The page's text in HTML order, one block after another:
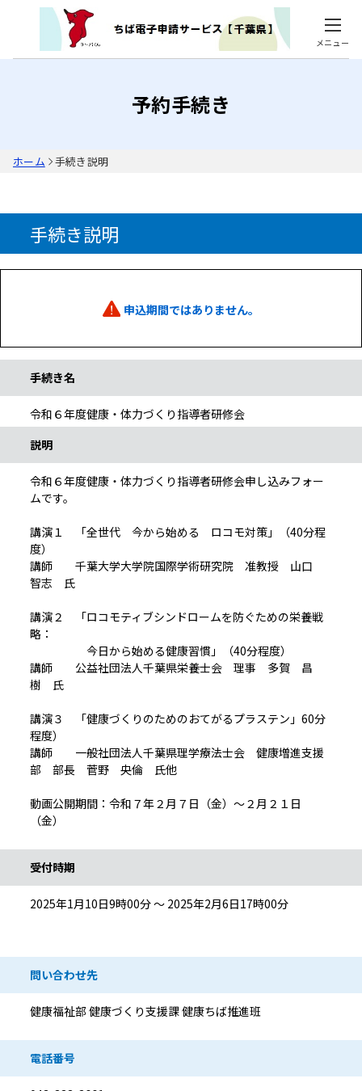
メニュー
予約手続き
ホーム 手続き説明
手続き説明
申込期間ではありません。
手続き名
令和６年度健康・体力づくり指導者研修会
説明
令和６年度健康・体力づくり指導者研修会申し込みフォー
ムです。
講演１ 「全世代 今から始める ロコモ対策」（40分程
度）
講師 千葉大学大学院国際学術研究院 准教授 山口
智志 氏
講演２ 「ロコモティブシンドロームを防ぐための栄養戦
略：
今日から始める健康習慣」（40分程度）
講師 公益社団法人千葉県栄養士会 理事 多賀 昌
樹 氏
講演３ 「健康づくりのためのおてがるプラステン」60分
程度）
講師 一般社団法人千葉県理学療法士会 健康増進支援
部 部長 菅野 央倫 氏他
動画公開期間：令和７年２月７日（金）～２月２１日
（金）
受付時期
2025年1月10日9時00分 ～ 2025年2月6日17時00分
問い合わせ先
健康福祉部 健康づくり支援課 健康ちば推進班
電話番号